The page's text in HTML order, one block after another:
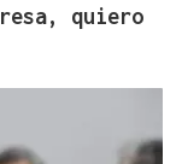
quiero